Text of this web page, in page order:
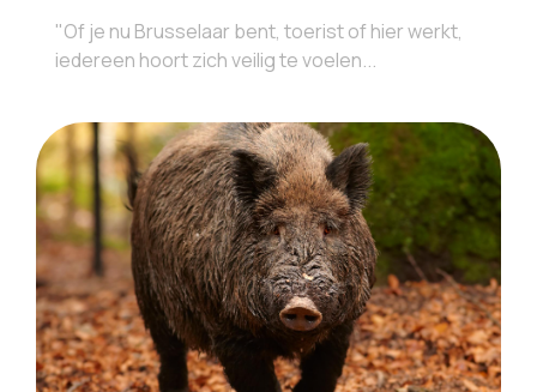
"Of je nu Brusselaar bent, toerist of hier werkt,
iedereen hoort zich veilig te voelen...